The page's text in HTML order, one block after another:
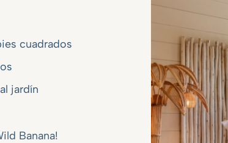
cuadrados
jardín
Banana!